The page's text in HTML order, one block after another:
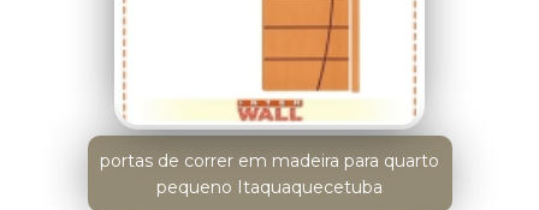
portas de correr em madeira para quarto
pequeno Itaquaquecetuba